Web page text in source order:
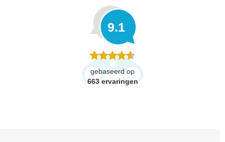
9.1
gebaseerd op
663 ervaringen